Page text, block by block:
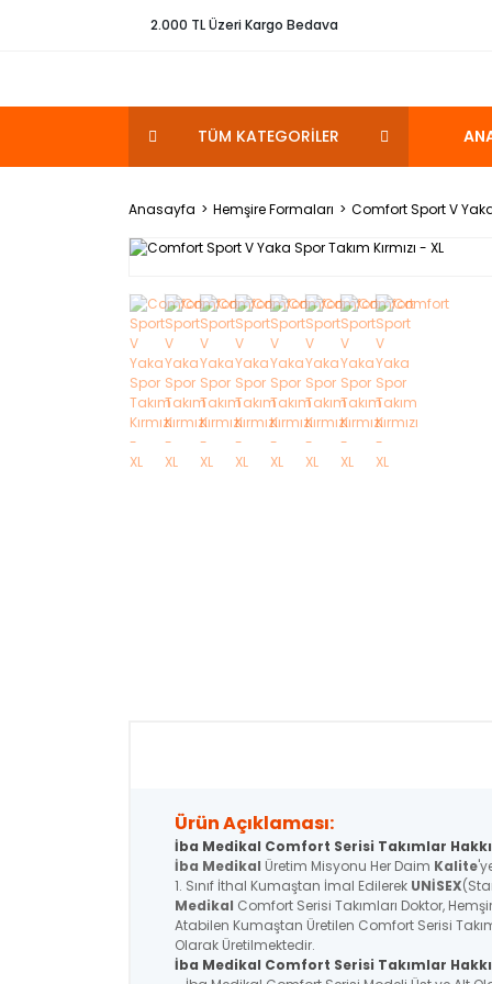
2.000 TL Üzeri Kargo Bedava
TÜM KATEGORİLER
Anasayfa Hemşire Formaları Comfort Sport V Yaka
Ürün Açıklaması:
İba Medikal Comfort Serisi Takımlar
İba Medikal Üretim Misyonu Her Daim Kalite
1. Sınıf İthal Kumaştan İmal Edilerek UNİSEX
Medikal Comfort Serisi Takımları Doktor,
Atabilen Kumaştan Üretilen Comfort Serisi
Olarak Üretilmektedir.
İba Medikal Comfort Serisi Takımlar